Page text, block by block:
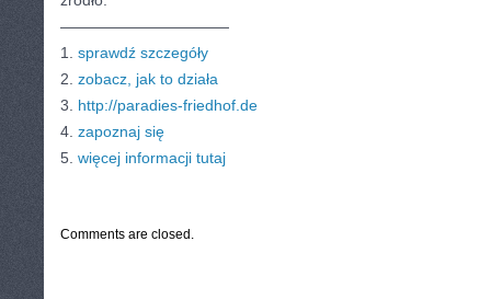
———————————
1. sprawdź szczegóły
2. zobacz, jak to działa
3. http://paradies-friedhof.de
4. zapoznaj się
5. więcej informacji tutaj
Comments are closed.